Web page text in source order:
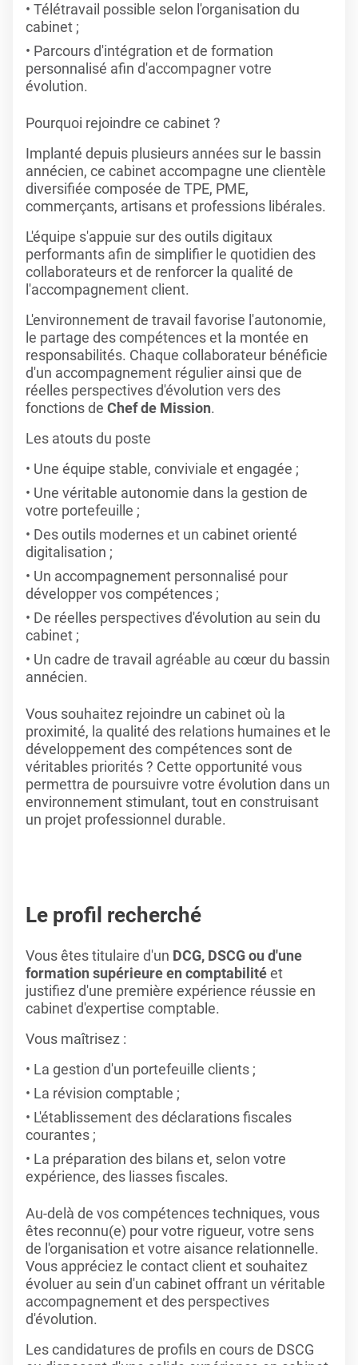
Télétravail possible selon l'organisation du
cabinet ;
Parcours d'intégration et de formation
personnalisé afin d'accompagner votre
évolution.
Pourquoi rejoindre ce cabinet ?
Implanté depuis plusieurs années sur le bassin
annécien, ce cabinet accompagne une clientèle
diversifiée composée de TPE, PME,
commerçants, artisans et professions libérales.
L'équipe s'appuie sur des outils digitaux
performants afin de simplifier le quotidien des
collaborateurs et de renforcer la qualité de
l'accompagnement client.
L'environnement de travail favorise l'autonomie,
le partage des compétences et la montée en
responsabilités. Chaque collaborateur bénéficie
d'un accompagnement régulier ainsi que de
réelles perspectives d'évolution vers des
fonctions de Chef de Mission.
Les atouts du poste
Une équipe stable, conviviale et engagée ;
Une véritable autonomie dans la gestion de
votre portefeuille ;
Des outils modernes et un cabinet orienté
digitalisation ;
Un accompagnement personnalisé pour
développer vos compétences ;
De réelles perspectives d'évolution au sein du
cabinet ;
Un cadre de travail agréable au cœur du bassin
annécien.
Vous souhaitez rejoindre un cabinet où la
proximité, la qualité des relations humaines et le
développement des compétences sont de
véritables priorités ? Cette opportunité vous
permettra de poursuivre votre évolution dans un
environnement stimulant, tout en construisant
un projet professionnel durable.
Le profil recherché
Vous êtes titulaire d'un DCG, DSCG ou d'une
formation supérieure en comptabilitéet
justifiez d'une première expérience réussie en
cabinet d'expertise comptable.
Vous maîtrisez :
La gestion d'un portefeuille clients ;
La révision comptable ;
L'établissement des déclarations fiscales
courantes ;
La préparation des bilans et, selon votre
expérience, des liasses fiscales.
Au-delà de vos compétences techniques, vous
êtes reconnu(e) pour votre rigueur, votre sens
de l'organisation et votre aisance relationnelle.
Vous appréciez le contact client et souhaitez
évoluer au sein d'un cabinet offrant un véritable
accompagnement et des perspectives
d'évolution.
Les candidatures de profils en cours de DSCG